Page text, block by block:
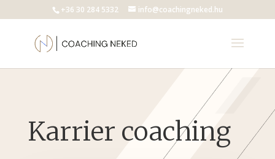
+36 30 284 5332 info@coachingneked.hu
Karrier coaching